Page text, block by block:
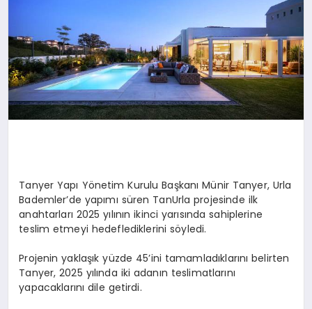
DÜNYA
SAĞLIK
EĞITIM
Tanyer Yapı Yönetim Kurulu Başkanı Münir Tanyer, Urla
Bademler’de yapımı süren TanUrla projesinde ilk
anahtarları 2025 yılının ikinci yarısında sahiplerine
teslim etmeyi hedeflediklerini söyledi.
Projenin yaklaşık yüzde 45’ini tamamladıklarını belirten
Tanyer, 2025 yılında iki adanın teslimatlarını
yapacaklarını dile getirdi.